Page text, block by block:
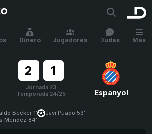
Dinero Jugadores Dudas Más
2 1
Jornada 23
Temporada 24/25
Espanyol
Becker 1'
Méndez 84'
Javi Puado 53'